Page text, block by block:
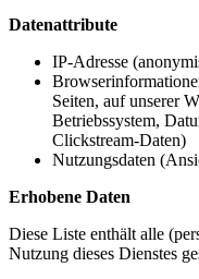
Datenattribute
IP-Adresse
Seiten, auf unserer
Betriebssystem,
Clickstream-Daten)
Nutzungsdaten
Erhobene Daten
Diese Liste enthält alle
Nutzung dieses Dienstes